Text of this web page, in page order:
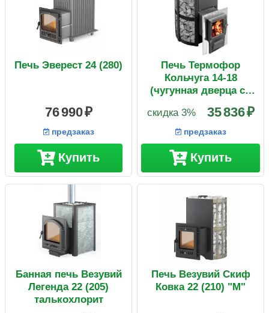
Печь Эверест 24 (280)
76 990
предзаказ
Купить
Печь Термофор
Кольчуга 14-18
(чугунная дверца со
35 836
скидка 3%
предзаказ
Купить
Банная печь Везувий
Легенда 22 (205)
талькохлорит
Печь Везувий Скиф
Ковка 22 (210) "М"